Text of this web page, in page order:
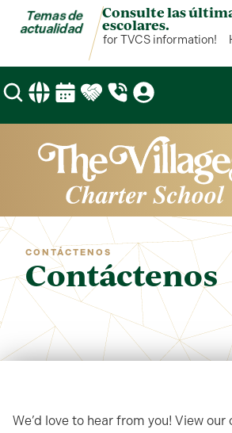
Temas de
actualidad
Consulte las
escolares.
Topics is your hub for TVCS information!
CONTÁCTENOS
Contáctenos
We’d love to hear from you! View